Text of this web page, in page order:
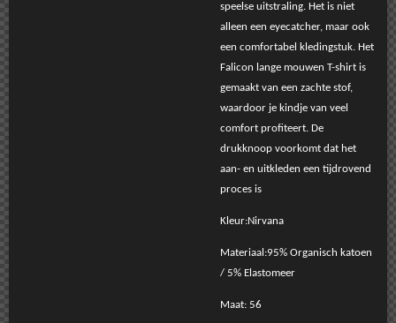
speelse uitstraling. Het is niet
alleen een eyecatcher, maar ook
een comfortabel kledingstuk. Het
Falicon lange mouwen T-shirt is
gemaakt van een zachte stof,
waardoor je kindje van veel
comfort profiteert. De
drukknoop voorkomt dat het
aan- en uitkleden een tijdrovend
proces is
Kleur:Nirvana
Materiaal:95% Organisch katoen
/ 5% Elastomeer
Maat: 56